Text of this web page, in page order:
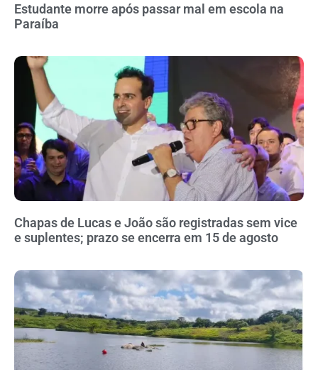
Estudante morre após passar mal em escola na
Paraíba
Chapas de Lucas e João são registradas sem vice
e suplentes; prazo se encerra em 15 de agosto